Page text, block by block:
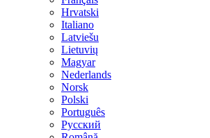
Hrvatski
Italiano
Latviešu
Lietuvių
Magyar
Nederlands
Norsk
Polski
Português
Русский